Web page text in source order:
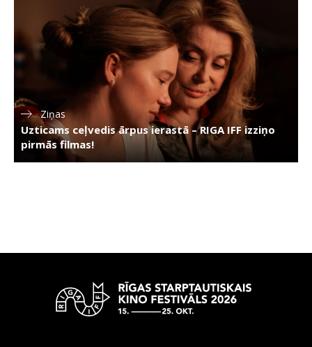
Ziņas
Uzticams ceļvedis ārpus ierastā – RIGA IFF izziņo
pirmās filmas!